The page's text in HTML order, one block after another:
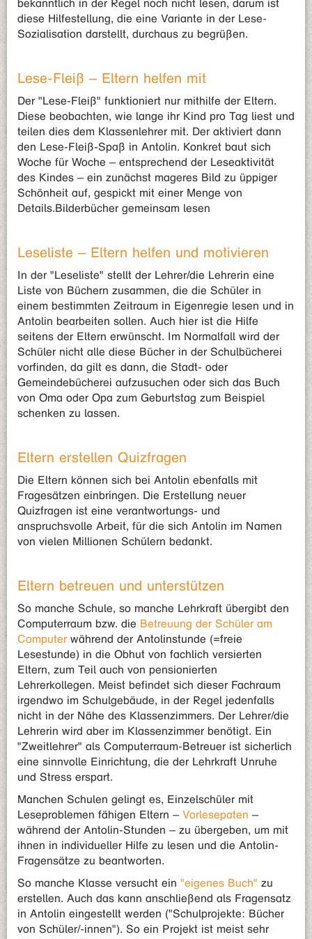
bekanntlich in der Regel noch nicht lesen, darum ist
diese Hilfestellung, die eine Variante in der Lese-
Sozialisation darstellt, durchaus zu begrüßen.
Lese-Fleiß – Eltern helfen mit
Der "Lese-Fleiß" funktioniert nur mithilfe der Eltern.
Diese beobachten, wie lange ihr Kind pro Tag liest und
teilen dies dem Klassenlehrer mit. Der aktiviert dann
den Lese-Fleiß-Spaß in Antolin. Konkret baut sich
Woche für Woche – entsprechend der Leseaktivität
des Kindes – ein zunächst mageres Bild zu üppiger
Schönheit auf, gespickt mit einer Menge von
Details.Bilderbücher gemeinsam lesen
Leseliste – Eltern helfen und motivieren
In der "Leseliste" stellt der Lehrer/die Lehrerin eine
Liste von Büchern zusammen, die die Schüler in
einem bestimmten Zeitraum in Eigenregie lesen und in
Antolin bearbeiten sollen. Auch hier ist die Hilfe
seitens der Eltern erwünscht. Im Normalfall wird der
Schüler nicht alle diese Bücher in der Schulbücherei
vorfinden, da gilt es dann, die Stadt- oder
Gemeindebücherei aufzusuchen oder sich das Buch
von Oma oder Opa zum Geburtstag zum Beispiel
schenken zu lassen.
Eltern erstellen Quizfragen
Die Eltern können sich bei Antolin ebenfalls mit
Fragesätzen einbringen. Die Erstellung neuer
Quizfragen ist eine verantwortungs- und
anspruchsvolle Arbeit, für die sich Antolin im Namen
von vielen Millionen Schülern bedankt.
Eltern betreuen und unterstützen
So manche Schule, so manche Lehrkraft übergibt den
Computerraum bzw. die Betreuung der Schüler am
Computer während der Antolinstunde (=freie
Lesestunde) in die Obhut von fachlich versierten
Eltern, zum Teil auch von pensionierten
Lehrerkollegen. Meist befindet sich dieser Fachraum
irgendwo im Schulgebäude, in der Regel jedenfalls
nicht in der Nähe des Klassenzimmers. Der Lehrer/die
Lehrerin wird aber im Klassenzimmer benötigt. Ein
"Zweitlehrer" als Computerraum-Betreuer ist sicherlich
eine sinnvolle Einrichtung, die der Lehrkraft Unruhe
und Stress erspart.
Manchen Schulen gelingt es, Einzelschüler mit
Leseproblemen fähigen Eltern – Vorlesepaten –
während der Antolin-Stunden – zu übergeben, um mit
ihnen in individueller Hilfe zu lesen und die Antolin-
Fragensätze zu beantworten.
So manche Klasse versucht ein "eigenes Buch" zu
erstellen. Auch das kann anschließend als Fragensatz
in Antolin eingestellt werden ("Schulprojekte: Bücher
von Schüler/-innen"). So ein Projekt ist meist sehr